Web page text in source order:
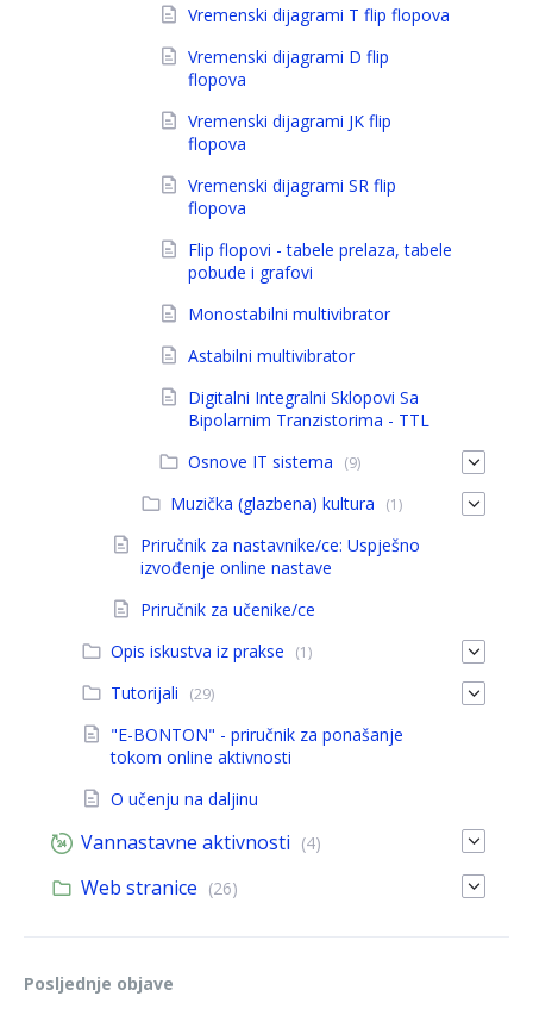
Vremenski dijagrami T flip flopova
Vremenski dijagrami D flip
flopova
Vremenski dijagrami JK flip
flopova
Vremenski dijagrami SR flip
flopova
Flip flopovi - tabele prelaza, tabele
pobude i grafovi
Monostabilni multivibrator
Astabilni multivibrator
Digitalni Integralni Sklopovi Sa
Bipolarnim Tranzistorima - TTL
Osnove IT sistema
(9)
Muzička (glazbena) kultura (1)
Priručnik za nastavnike/ce: Uspješno
izvođenje online nastave
Priručnik za učenike/ce
Opis iskustva iz prakse
(1)
Tutorijali (29)
"E-BONTON" - priručnik za ponašanje
tokom online aktivnosti
O učenju na daljinu
Vannastavne aktivnosti (4)
Web stranice (26)
Posljednje objave